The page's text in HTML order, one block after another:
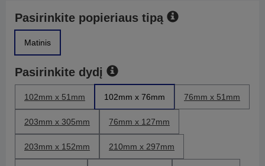
Pasirinkite popieriaus tipą
Matinis
Pasirinkite dydį
102mm x 51mm 102mm x 76mm 76mm x 51mm
203mm x 305mm 76mm x 127mm
203mm x 152mm 210mm x 297mm